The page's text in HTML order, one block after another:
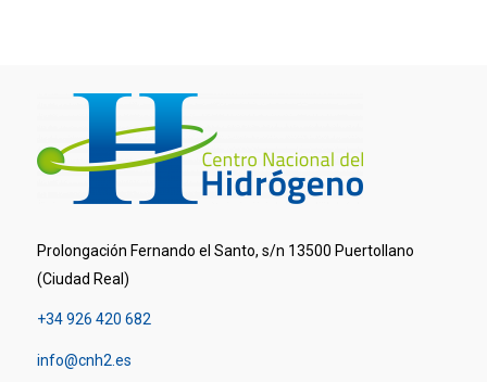
Prolongación Fernando el Santo, s/n 13500 Puertollano
(Ciudad Real)
+34 926 420 682
info@cnh2.es